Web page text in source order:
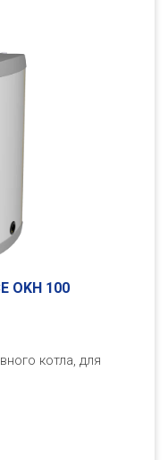
OKH 100
котла, для